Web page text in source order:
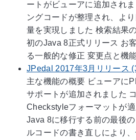
ートがビューアに追加され
ングコードが整理され、よ
量を実現しました 検索結果
初のJava 8正式リリース お
る一般的な修正 変更点と機
JPedal 2017年3月リリース
主な機能の概要 ビューアに
サポートが追加されました
Checkstyleフォーマットが
Java 8に移行する前の最後
ルコードの書き直しにより